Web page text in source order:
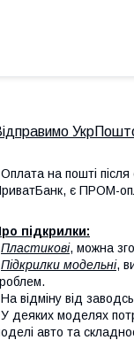
на пошті
є ПРОМ-
підкрилки:
Пластикові, можна
Підкрилки модельні,
відміну від
деяких моделях
авто та